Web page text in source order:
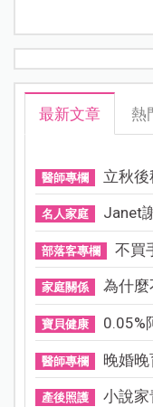
最新文章 熱
醫師專欄 立秋
名人家庭 Janet
部落客專欄 不買
家庭關係 為什麼
寶貝健康 0.05%
醫師專欄 晚婚
產後照護 小說家